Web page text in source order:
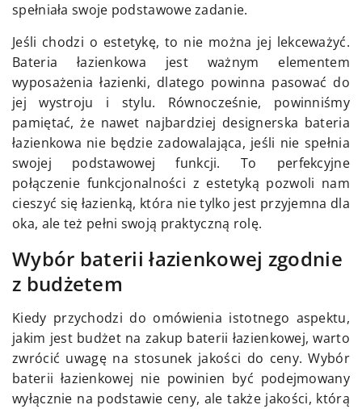
spełniała swoje podstawowe zadanie.
Jeśli chodzi o estetykę, to nie można jej lekceważyć.
Bateria łazienkowa jest ważnym elementem
wyposażenia łazienki, dlatego powinna pasować do
jej wystroju i stylu. Równocześnie, powinniśmy
pamiętać, że nawet najbardziej designerska bateria
łazienkowa nie będzie zadowalająca, jeśli nie spełnia
swojej podstawowej funkcji. To perfekcyjne
połączenie funkcjonalności z estetyką pozwoli nam
cieszyć się łazienką, która nie tylko jest przyjemna dla
oka, ale też pełni swoją praktyczną rolę.
Wybór baterii łazienkowej zgodnie
z budżetem
Kiedy przychodzi do omówienia istotnego aspektu,
jakim jest budżet na zakup baterii łazienkowej, warto
zwrócić uwagę na stosunek jakości do ceny. Wybór
baterii łazienkowej nie powinien być podejmowany
wyłącznie na podstawie ceny, ale także jakości, którą